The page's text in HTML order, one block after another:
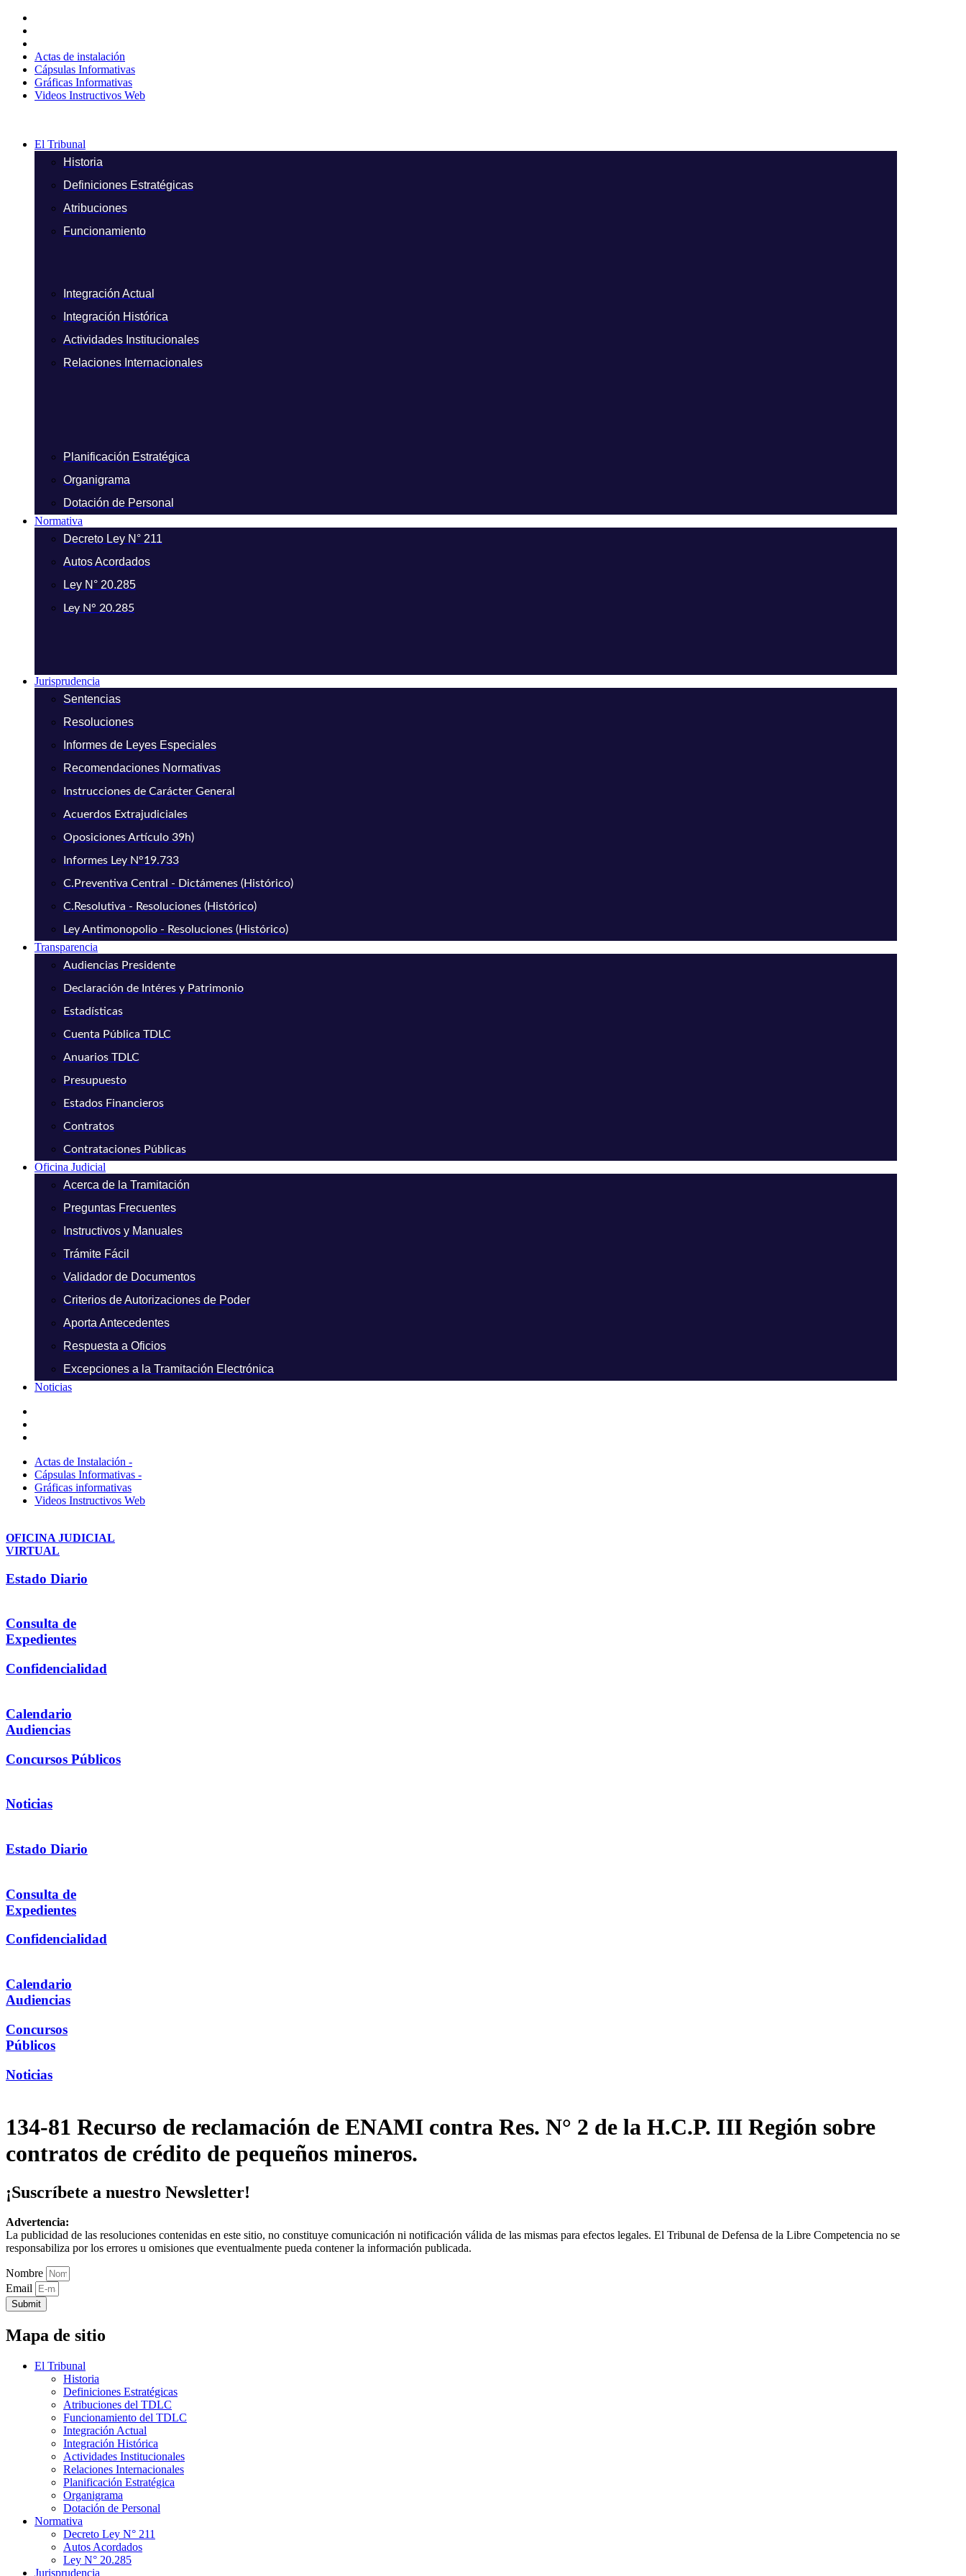
contenido
Actas de instalación
Cápsulas Informativas
Gráficas Informativas
Videos Instructivos Web
El Tribunal
Historia
Definiciones Estratégicas
Atribuciones
Funcionamiento
Integración Actual
Integración Histórica
Actividades Institucionales
Relaciones Internacionales
Planificación Estratégica
Organigrama
Dotación de Personal
Normativa
Decreto Ley N° 211
Autos Acordados
Ley N° 20.285
Ley N° 20.285
Jurisprudencia
Sentencias
Resoluciones
Informes de Leyes Especiales
Recomendaciones Normativas
Instrucciones de Carácter General
Acuerdos Extrajudiciales
Oposiciones Artículo 39h)
Informes Ley N°19.733
C.Preventiva Central - Dictámenes (Histórico)
C.Resolutiva - Resoluciones (Histórico)
Ley Antimonopolio - Resoluciones (Histórico)
Transparencia
Audiencias Presidente
Declaración de Intéres y Patrimonio
Estadísticas
Cuenta Pública TDLC
Anuarios TDLC
Presupuesto
Estados Financieros
Contratos
Contrataciones Públicas
Oficina Judicial
Acerca de la Tramitación
Preguntas Frecuentes
Instructivos y Manuales
Trámite Fácil
Validador de Documentos
Criterios de Autorizaciones de Poder
Aporta Antecedentes
Respuesta a Oficios
Excepciones a la Tramitación Electrónica
Noticias
Actas de Instalación -
Cápsulas Informativas -
Gráficas informativas
Videos Instructivos Web
OFICINA JUDICIAL
VIRTUAL
Estado Diario
Consulta de
Expedientes
Confidencialidad
Calendario
Audiencias
Concursos Públicos
Noticias
Estado Diario
Consulta de
Expedientes
Confidencialidad
Calendario
Audiencias
Concursos
Públicos
Noticias
134-81 Recurso de reclamación de ENAMI contra Res. N° 2 de la H.C.P. III Región sobre
contratos de crédito de pequeños mineros.
¡Suscríbete a nuestro Newsletter!
Advertencia:
La publicidad de las resoluciones contenidas en este sitio, no constituye comunicación ni notificación válida de las mismas para efectos legales. El Tribunal de Defensa de la Libre Competencia no se
responsabiliza por los errores u omisiones que eventualmente pueda contener la información publicada.
Nombre
Email
Submit
Mapa de sitio
El Tribunal
Historia
Definiciones Estratégicas
Atribuciones del TDLC
Funcionamiento del TDLC
Integración Actual
Integración Histórica
Actividades Institucionales
Relaciones Internacionales
Planificación Estratégica
Organigrama
Dotación de Personal
Normativa
Decreto Ley N° 211
Autos Acordados
Ley N° 20.285
Jurisprudencia